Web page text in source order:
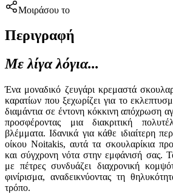
Μοιράσου το
Περιγραφή
Με λίγα λόγια...
Ένα μοναδικό ζευγάρι κρεμαστά
καρατίων που ξεχωρίζει για το
διαμάντια σε έντονη κόκκινη απόχρωση
προσφέροντας μια διακριτική
βλέμματα. Ιδανικά για κάθε ιδιαίτερη
οίκου Noitakis, αυτά τα σκουλαρίκια
και σύγχρονη νότα στην εμφάνισή σας.
με πέτρες συνδυάζει διαχρονική
φινίρισμα, αναδεικνύοντας τη
τρόπο.